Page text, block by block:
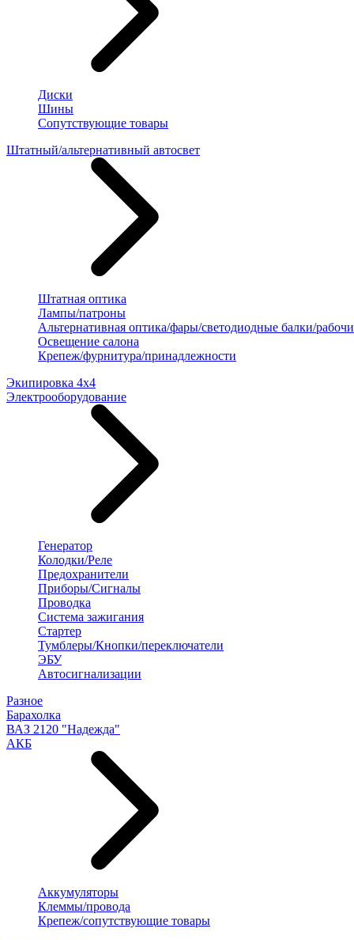
Диски
Шины
Сопутствующие товары
Штатный/альтернативный автосвет
Штатная оптика
Лампы/патроны
Альтернативная оптика/фары/светодиодные балки/
Освещение салона
Крепеж/фурнитура/принадлежности
Экипировка 4х4
Электрооборудование
Генератор
Колодки/Реле
Предохранители
Приборы/Сигналы
Проводка
Система зажигания
Стартер
Тумблеры/Кнопки/переключатели
ЭБУ
Автосигнализации
Разное
Барахолка
ВАЗ 2120 "Надежда"
АКБ
Аккумуляторы
Клеммы/провода
Крепеж/сопутствующие товары